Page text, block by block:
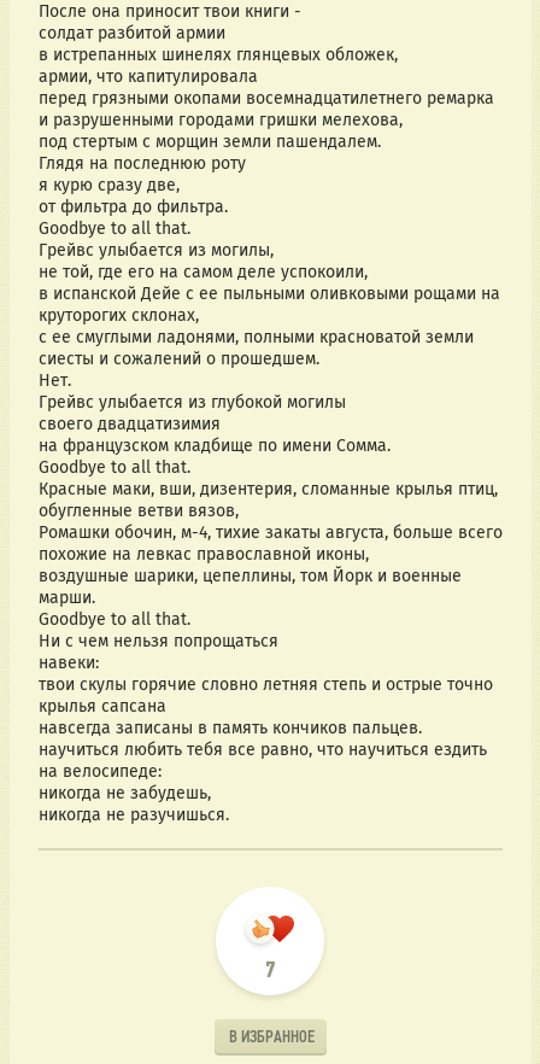
После она приносит твои книги -
солдат разбитой армии
в истрепанных шинелях глянцевых обложек,
армии, что капитулировала
перед грязными окопами восемнадцатилетнего ремарка
и разрушенными городами гришки мелехова,
под стертым с морщин земли пашендалем.
Глядя на последнюю роту
я курю сразу две,
от фильтра до фильтра.
Goodbye to all that.
Грейвс улыбается из могилы,
не той, где его на самом деле успокоили,
в испанской Дейе с ее пыльными оливковыми рощами на
круторогих склонах,
с ее смуглыми ладонями, полными красноватой земли
сиесты и сожалений о прошедшем.
Нет.
Грейвс улыбается из глубокой могилы
своего двадцатизимия
на французском кладбище по имени Сомма.
Goodbye to all that.
Красные маки, вши, дизентерия, сломанные крылья птиц,
обугленные ветви вязов,
Ромашки обочин, м-4, тихие закаты августа, больше всего
похожие на левкас православной иконы,
воздушные шарики, цепеллины, том Йорк и военные
марши.
Goodbye to all that.
Ни с чем нельзя попрощаться
навеки:
твои скулы горячие словно летняя степь и острые точно
крылья сапсана
навсегда записаны в память кончиков пальцев.
научиться любить тебя все равно, что научиться ездить
на велосипеде:
никогда не забудешь,
никогда не разучишься.
7
В ИЗБРАННОЕ